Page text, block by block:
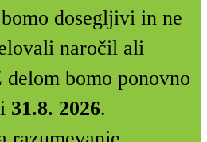
dosegljivi in ne
naročil ali
bomo ponovno
31.8. 2026.